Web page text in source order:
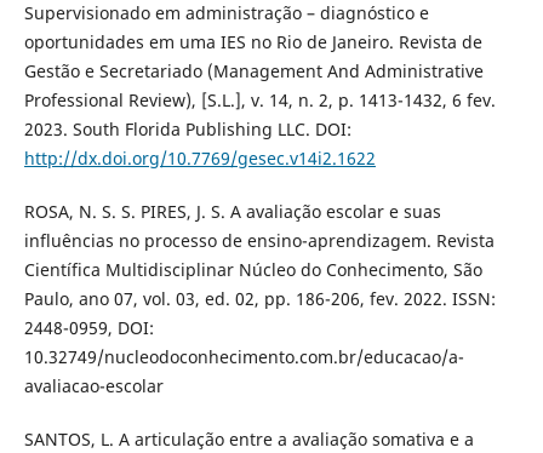
Supervisionado em administração – diagnóstico e
oportunidades em uma IES no Rio de Janeiro. Revista de
Gestão e Secretariado (Management And Administrative
Professional Review), [S.L.], v. 14, n. 2, p. 1413-1432, 6 fev.
2023. South Florida Publishing LLC. DOI:
http://dx.doi.org/10.7769/gesec.v14i2.1622
ROSA, N. S. S. PIRES, J. S. A avaliação escolar e suas
influências no processo de ensino-aprendizagem. Revista
Científica Multidisciplinar Núcleo do Conhecimento, São
Paulo, ano 07, vol. 03, ed. 02, pp. 186-206, fev. 2022. ISSN:
2448-0959, DOI:
10.32749/nucleodoconhecimento.com.br/educacao/a-
avaliacao-escolar
SANTOS, L. A articulação entre a avaliação somativa e a